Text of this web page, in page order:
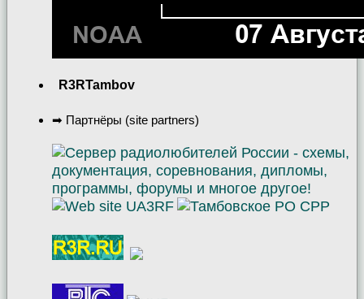
R3RTambov
➡ Партнёры (site partners)